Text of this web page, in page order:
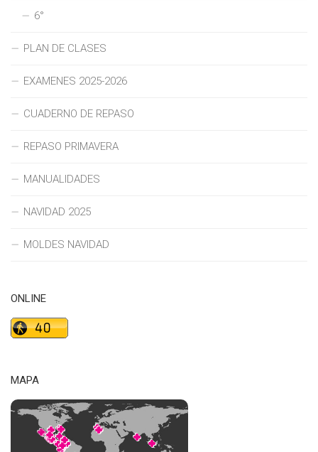
6°
PLAN DE CLASES
EXAMENES 2025-2026
CUADERNO DE REPASO
REPASO PRIMAVERA
MANUALIDADES
NAVIDAD 2025
MOLDES NAVIDAD
ONLINE
MAPA